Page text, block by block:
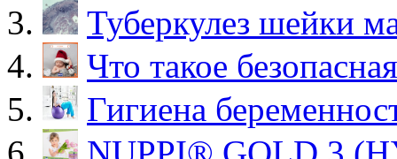
Туберкулез шейки
Что такое
Гигиена